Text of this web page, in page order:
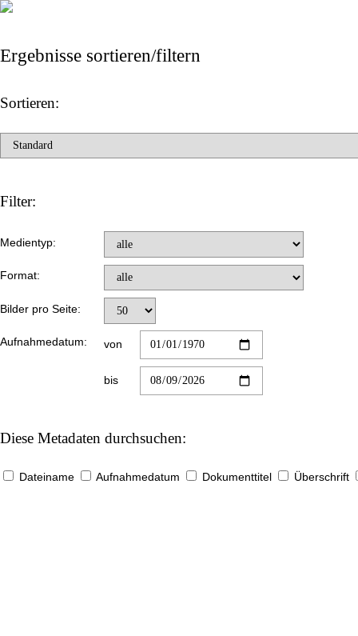
Ergebnisse sortieren/filtern
Sortieren:
Filter:
Medientyp:
Format:
Bilder pro Seite:
Aufnahmedatum: von
bis
Diese Metadaten durchsuchen:
Dateiname Aufnahmedatum Dokumenttitel Überschrift